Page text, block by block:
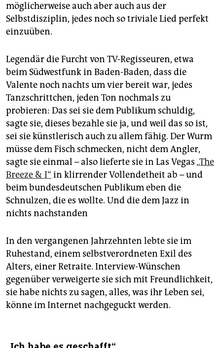
möglicherweise auch aber auch aus der
Selbstdisziplin, jedes noch so triviale Lied perfekt
einzuüben.
Legendär die Furcht von TV-Regisseuren, etwa
beim Südwestfunk in Baden-Baden, dass die
Valente noch nachts um vier bereit war, jedes
Tanzschrittchen, jeden Ton nochmals zu
probieren: Das sei sie dem Publikum schuldig,
sagte sie, dieses bezahle sie ja, und weil das so ist,
sei sie künstlerisch auch zu allem fähig. Der Wurm
müsse dem Fisch schmecken, nicht dem Angler,
sagte sie einmal – also lieferte sie in Las Vegas „The
Breeze & I“ in klirrender Vollendetheit ab – und
beim bundesdeutschen Publikum eben die
Schnulzen, die es wollte. Und die dem Jazz in
nichts nachstanden
In den vergangenen Jahrzehnten lebte sie im
Ruhestand, einem selbstverordneten Exil des
Alters, einer Retraite. Interview-Wünschen
gegenüber verweigerte sie sich mit Freundlichkeit,
sie habe nichts zu sagen, alles, was ihr Leben sei,
könne im Internet nachgeguckt werden.